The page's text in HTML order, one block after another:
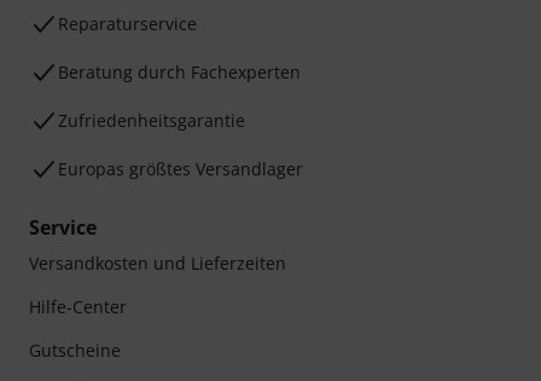
Reparaturservice
Beratung durch Fachexperten
Zufriedenheitsgarantie
Europas größtes Versandlager
Service
Versandkosten und Lieferzeiten
Hilfe-Center
Gutscheine